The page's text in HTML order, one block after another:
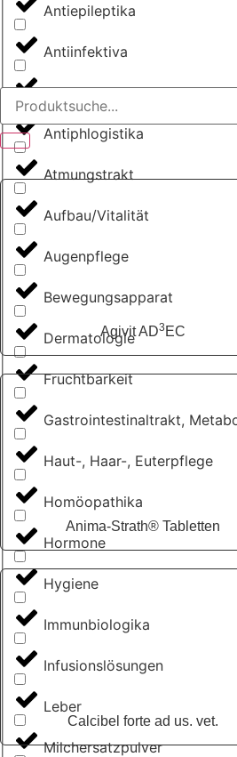
Antiepileptika
Antiinfektiva
Antiparasitika
Antiphlogistika
Atmungstrakt
Aufbau/Vitalität
Augenpflege
Bewegungsapparat
Dermatologie
Fruchtbarkeit
Gastrointestinaltrakt,
Haut-, Haar-, Euterpflege
Homöopathika
Hormone
Hygiene
Immunbiologika
Infusionslösungen
Leber
Milchersatzpulver
Agivit AD3 EC
Anima-Strath® Tabletten
Calcibel forte ad us. vet.